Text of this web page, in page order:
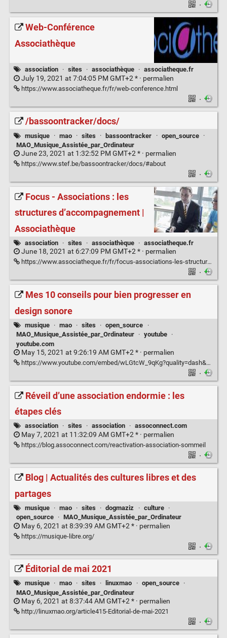
·
Web-Conférence
Associathèque
association · sites · associathèque · associatheque.fr
July 19, 2021 at 7:04:05 PM GMT+2 * · permalien
https://www.associatheque.fr/fr/web-conference.html
·
/bassoontracker/docs/
musique · mao · sites · bassoontracker · open_source
·
MAO_Musique_Assistée_par_Ordinateur
June 23, 2021 at 1:32:52 PM GMT+2 * · permalien
https://www.stef.be/bassoontracker/docs/#about
·
Focus - Associations : les
structures d’accompagnement |
Associathèque
association · sites · associathèque · associatheque.fr
June 18, 2021 at 6:27:09 PM GMT+2 * · permalien
https://www.associatheque.fr/fr/focus-associations-les-structures-accompagnement.html
·
Mes 10 conseils pour bien progresser en
design sonore
musique · mao · sites · open_source
·
MAO_Musique_Assistée_par_Ordinateur
· youtube
·
youtube.com
May 15, 2021 at 9:26:19 AM GMT+2 * · permalien
https://www.youtube.com/embed/wLGtcW_9qKg?quality=dash&autoplay=0
·
Réveil d’une association endormie : les
étapes clés
association · sites · association · assoconnect.com
May 7, 2021 at 11:32:09 AM GMT+2 * · permalien
https://blog.assoconnect.com/reactivation-association-sommeil
·
Blog | Actualités des cultures libres et des
partages
musique · mao · sites · dogmaziz · culture
·
open_source
· MAO_Musique_Assistée_par_Ordinateur
May 6, 2021 at 8:39:39 AM GMT+2 * · permalien
https://musique-libre.org/
·
Éditorial de mai 2021
musique · mao · sites · linuxmao · open_source
·
MAO_Musique_Assistée_par_Ordinateur
May 6, 2021 at 8:37:44 AM GMT+2 * · permalien
http://linuxmao.org/article415-Editorial-de-mai-2021
·